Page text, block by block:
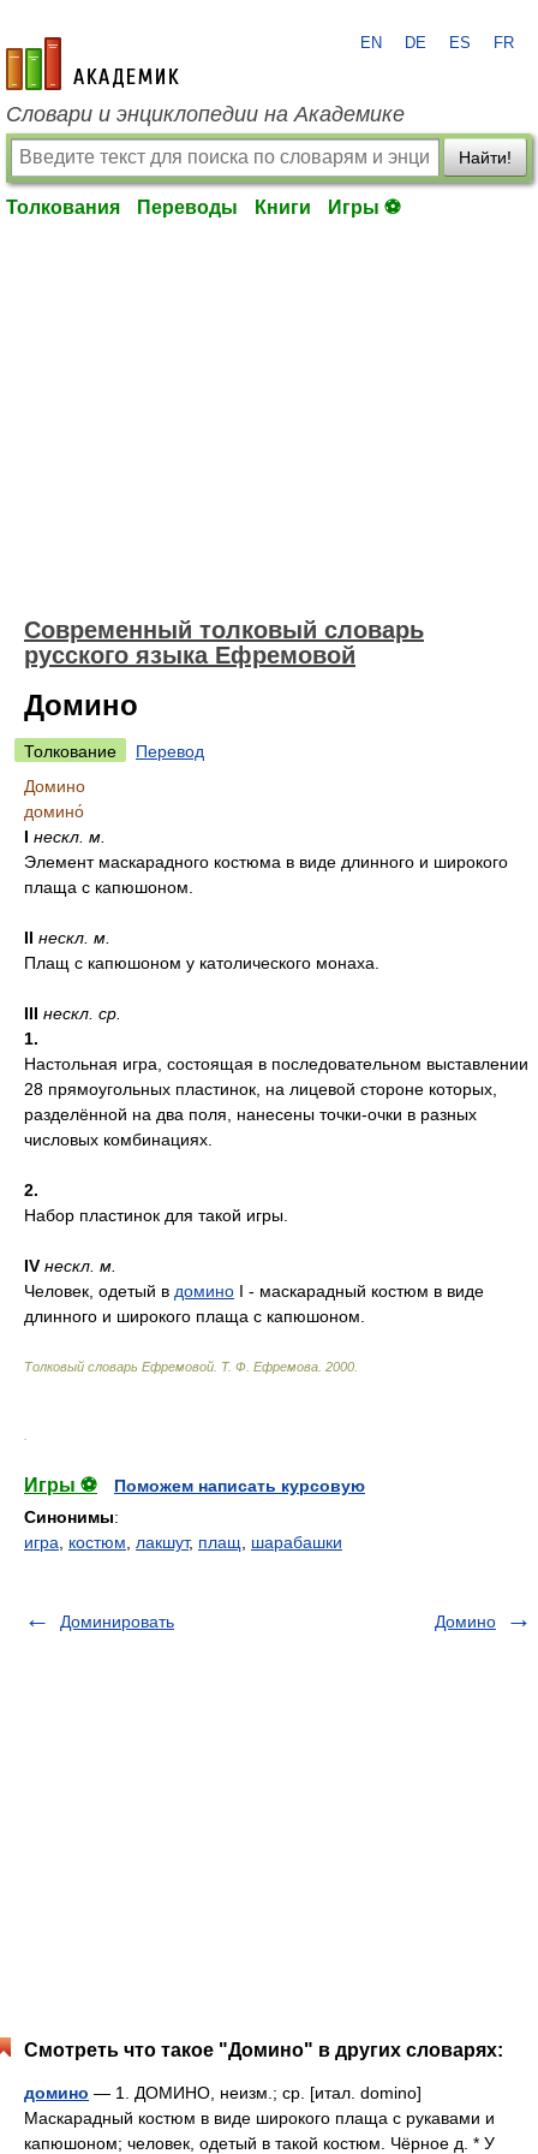
academic.ru
EN DE ES FR
Словари и энциклопедии на Академике
Найти!
Толкования Переводы Книги Игры ⚽
Современный толковый словарь
русского языка Ефремовой
Домино
Толкование
Перевод
Домино
домино́
I нескл. м.
Элемент маскарадного костюма в виде длинного и широкого
плаща с капюшоном.
II нескл. м.
Плащ с капюшоном у католического монаха.
III нескл. ср.
1.
Настольная игра, состоящая в последовательном выставлении
28 прямоугольных пластинок, на лицевой стороне которых,
разделённой на два поля, нанесены точки-очки в разных
числовых комбинациях.
2.
Набор пластинок для такой игры.
IV нескл. м.
Человек, одетый в домино I - маскарадный костюм в виде
длинного и широкого плаща с капюшоном.
Толковый словарь Ефремовой Т. Ф. Ефремова. 2000
Игры ⚽
Поможем написать курсовую
Синонимы:
игра
костюм лакшут, плащ шарабашки
Доминировать Домино
Смотреть что такое "Домино" в других словарях:
домино — 1. ДОМИНО, неизм.; ср. [итал. domino]
Маскарадный костюм в виде широкого плаща с рукавами и
капюшоном; человек, одетый в такой костюм. Чёрное д. * У